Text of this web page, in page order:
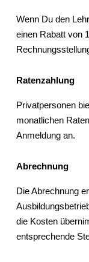
Wenn Du den
einen Rabatt von
Ratenzahlung
Privatpersonen
monatlichen
Anmeldung an.
Abrechnung
Die Abrechnung
die Kosten
entsprechende